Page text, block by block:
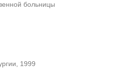
больницы
1999